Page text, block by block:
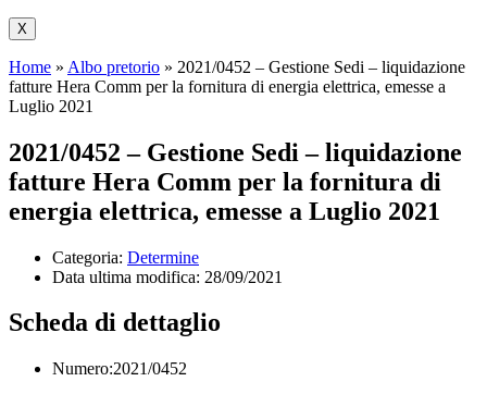
X
Home » Albo pretorio » 2021/0452 – Gestione Sedi – liquidazione
fatture Hera Comm per la fornitura di energia elettrica, emesse a
Luglio 2021
2021/0452 – Gestione Sedi – liquidazione
fatture Hera Comm per la fornitura di
energia elettrica, emesse a Luglio 2021
Categoria: Determine
Data ultima modifica: 28/09/2021
Scheda di dettaglio
Numero:2021/0452